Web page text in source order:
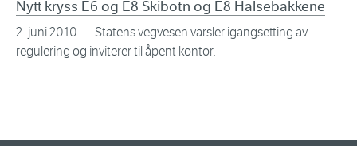
Nytt kryss E6 og E8 Skibotn og E8 Halsebakkene
2. juni 2010 — Statens vegvesen varsler igangsetting av
regulering og inviterer til åpent kontor.